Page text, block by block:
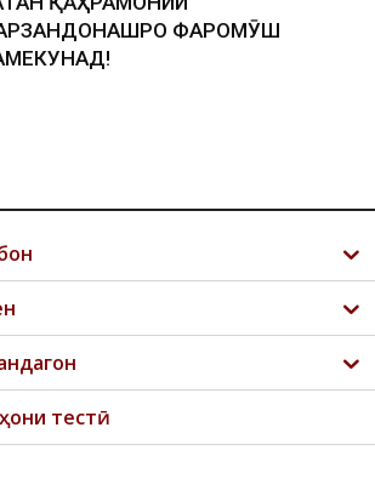
ФАРОМӮШ
тестӣ